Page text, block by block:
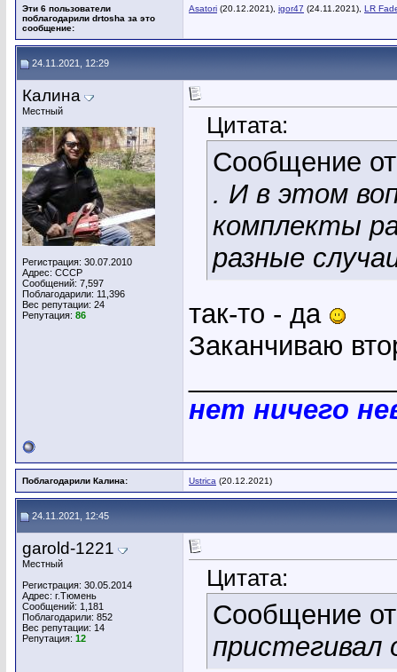
Эти 6 пользователи
поблагодарили drtosha за это
сообщение:
Asatori (20.12.2021), igor47 (24.11.2021), LR
24.11.2021, 12:29
Калина
Местный
Регистрация: 30.07.2010
Адрес: СССР
Сообщений: 7,597
Поблагодарили: 11,396
Вес репутации: 24
Репутация: 86
Цитата:
Сообщение
. И в этом
комплекты
разные
так-то - да
Заканчиваю
нет ничего
Поблагодарили Калина: Ustrica (20.12.2021)
24.11.2021, 12:45
garold-1221
Местный
Регистрация: 30.05.2014
Адрес: г.Тюмень
Сообщений: 1,181
Поблагодарили: 852
Вес репутации: 14
Репутация: 12
Цитата:
Сообщение
пристегивал